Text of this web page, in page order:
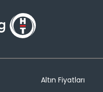
Altın Fiyatları